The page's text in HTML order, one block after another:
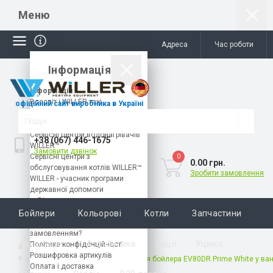
Меню
Інформація
Інформація
Всесвіт і WILLER такі
Каталог продукції WILLER™
Сервісні центри водонагрівачів
WILLER™
Сервісні центри з
обслуговування котлів WILLER™
WILLER - учасник програми
державної допомоги
«єВідновлення».
Найчастіші питання і відповіді
замовленням?
Політика конфіденційності
Розшифровка артикулів
Оплата і доставка
Адреса Час роботи
офіційний сайт виробника в Україні
+38 (067) 446-1675
Замовити дзвінок
0
0.00 грн.
Зробити замовлення
Бойлери Кольорові Котли Запчастини
Аксесуари Атрибутика
Відео
Цифрова візуалізація розміщення бойлера EV80DR Prime White у